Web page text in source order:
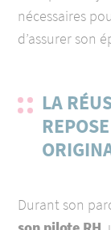
nécessaires
d’assurer son
LA
Durant son